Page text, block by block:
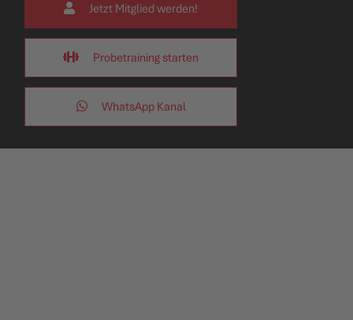
Jetzt Mitglied werden!
Probetraining starten
WhatsApp Kanal